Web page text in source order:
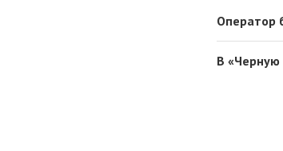
Оператор
В «Черную